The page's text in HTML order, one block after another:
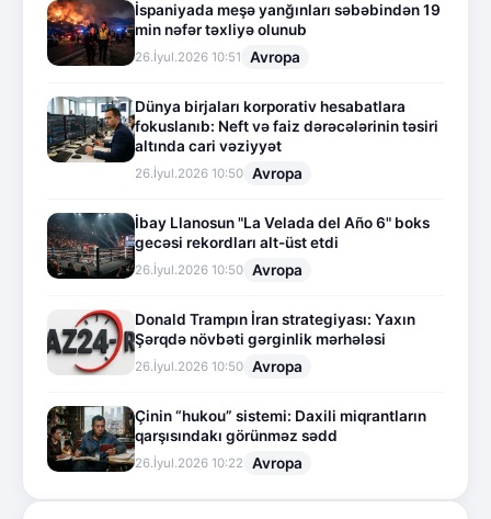
İspaniyada meşə yanğınları səbəbindən 19
min nəfər təxliyə olunub
26.İyul.2026 10:51 Avropa
Dünya birjaları korporativ hesabatlara
fokuslanıb: Neft və faiz dərəcələrinin təsiri
altında cari vəziyyət
26.İyul.2026 10:50 Avropa
İbay Llanosun "La Velada del Año 6" boks
gecəsi rekordları alt-üst etdi
26.İyul.2026 10:50 Avropa
Donald Trampın İran strategiyası: Yaxın
Şərqdə növbəti gərginlik mərhələsi
26.İyul.2026 10:50 Avropa
Çinin “hukou” sistemi: Daxili miqrantların
qarşısındakı görünməz sədd
26.İyul.2026 10:22 Avropa